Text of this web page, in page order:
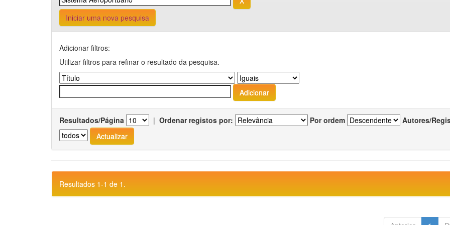
Iniciar uma nova pesquisa
Adicionar filtros:
Utilizar filtros para refinar o resultado da pesquisa.
Resultados/Página | Ordenar registos por: Por ordem Autores/
Resultados 1-1 de 1.